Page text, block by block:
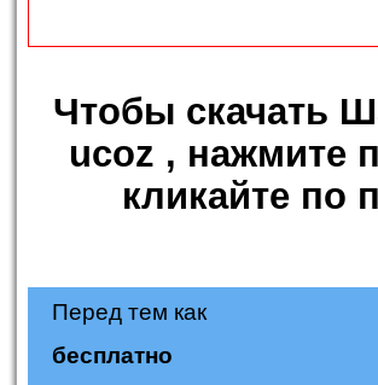
Чтобы скачать
ucoz , нажмите
кликайте по
Перед тем как
бесплатно